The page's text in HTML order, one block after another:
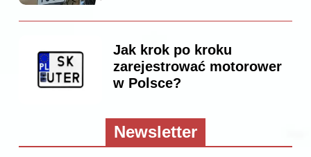
Jak krok po kroku
zarejestrować motorower
w Polsce?
Newsletter